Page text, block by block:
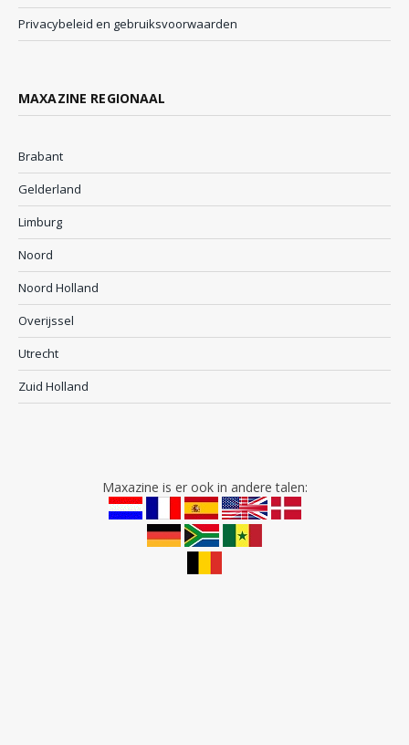
Privacybeleid en gebruiksvoorwaarden
MAXAZINE REGIONAAL
Brabant
Gelderland
Limburg
Noord
Noord Holland
Overijssel
Utrecht
Zuid Holland
Maxazine is er ook in andere talen: